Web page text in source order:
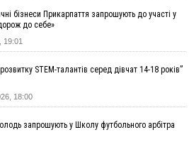
спеку
інтимні фото: на Прикарпатті
у розбещенні малолітньої
податку
про значний дощ на Прикарпатті
на межі Прикарпаття та Львівщини
на аукціон за 830 млн
бізнеси Прикарпаття запрошують до участі у
до себе»
STEM-талантів серед дівчат 14-18 років”
18:00
запрошують у Школу футбольного арбітра